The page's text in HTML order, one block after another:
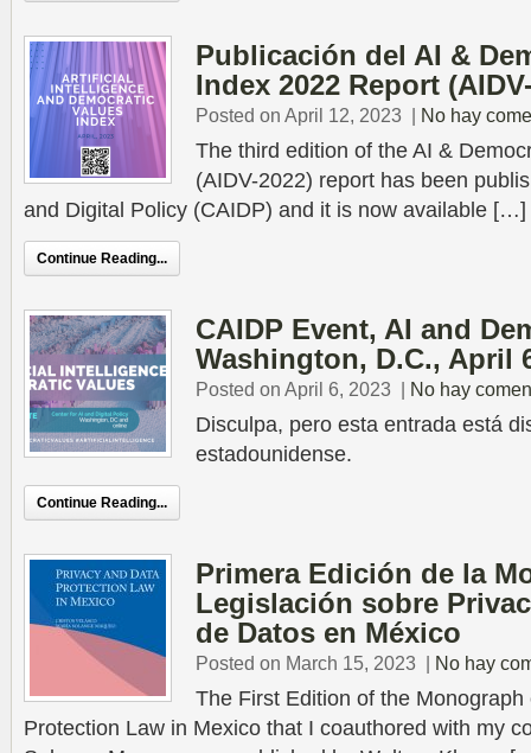
Publicación del AI &
Index 2022 Report
Posted on April 12, 2023 | No hay
The third edition of the AI &
(AIDV-2022) report has been
and Digital Policy (CAIDP) and it is now available […]
Continue Reading...
CAIDP Event, AI and
Washington, D.C., April
Posted on April 6, 2023 | No hay
Disculpa, pero esta entrada está
estadounidense.
Continue Reading...
Primera Edición de la
Legislación sobre
de Datos en México
Posted on March 15, 2023 | No hay
The First Edition of the
Protection Law in Mexico that I coauthored with my